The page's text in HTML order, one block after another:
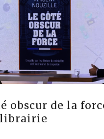
obscur de la